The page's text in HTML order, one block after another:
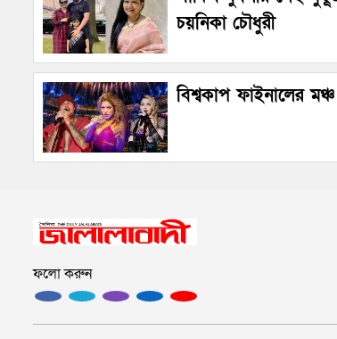
চয়নিকা চৌধুরী
বিশ্বকাপ ফাইনালের
ফলো করুন